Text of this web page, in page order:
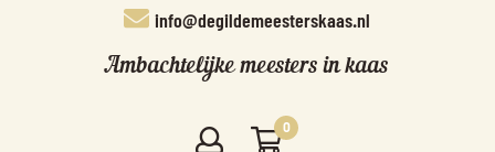
info@degildemeesterskaas.nl
Ambachtelijke meesters in kaas
0